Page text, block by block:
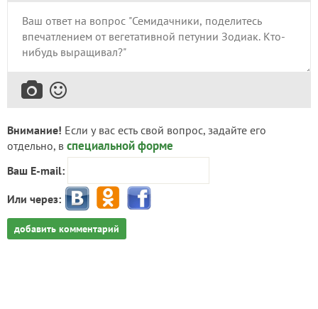
Внимание! Если у вас есть свой вопрос, задайте его
отдельно, в специальной форме
Ваш E-mail:
Или через:
добавить комментарий